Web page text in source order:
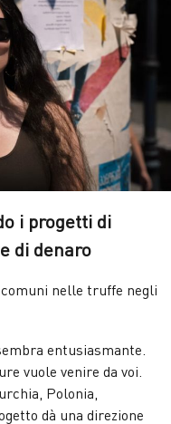
i progetti di
di denaro
nelle truffe negli
entusiasmante.
vuole venire da voi.
Polonia,
dà una direzione